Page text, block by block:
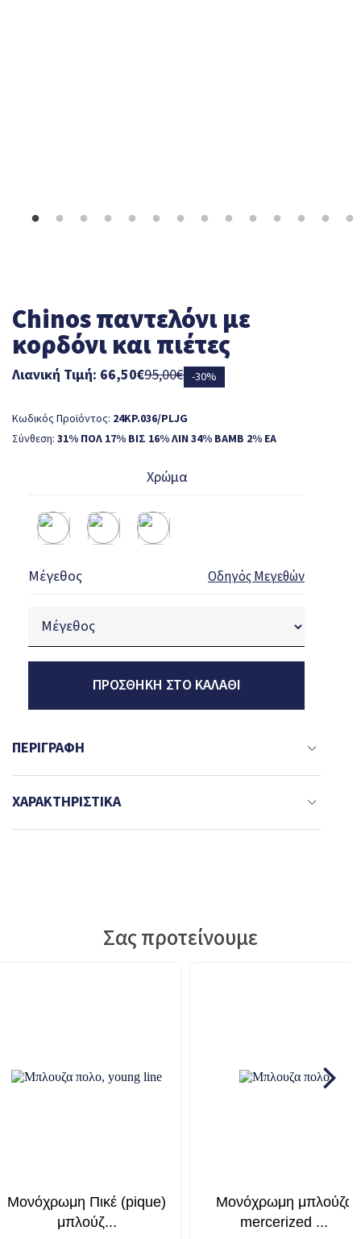
Chinos παντελόνι με
κορδόνι και πιέτες
95,00€
Λιανική Τιμή: 66,50€ -30%
Κωδικός Προϊόντος: 24KP.036/PLJG
Σύνθεση: 31% ΠΟΛ 17% ΒΙΣ 16% ΛΙΝ 34% ΒΑΜΒ 2% ΕΑ
Χρώμα
Μέγεθος Οδηγός Μεγεθών
ΠΡΟΣΘΉΚΗ ΣΤΟ ΚΑΛΆΘΙ
ΠΕΡΙΓΡΑΦΉ
ΧΑΡΑΚΤΗΡΙΣΤΙΚΆ
Σας προτείνουμε